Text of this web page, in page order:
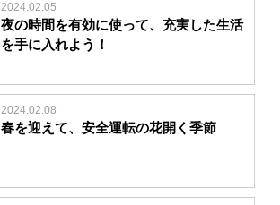
2024.02.05
夜の時間を有効に使って、充実した生活
を手に入れよう！
2024.02.08
春を迎えて、安全運転の花開く季節